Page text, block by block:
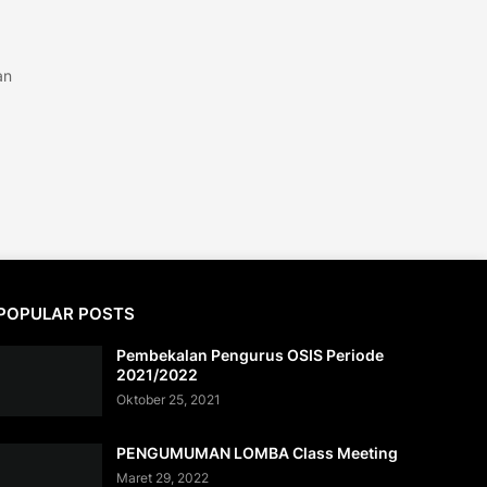
POSTS
Pembekalan Pengurus OSIS Periode
2021/2022
Oktober 25, 2021
PENGUMUMAN LOMBA Class Meeting
Maret 29, 2022